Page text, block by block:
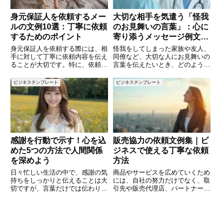
身元保証人を依頼するメー
ルの文例10選：丁寧に依頼
するためのポイント
身元保証人を依頼する際には、相
手に対して丁寧に依頼内容を伝え
ることが大切です。特に、依頼の
ついて明確に伝えることで、相手
もスムーズに対応しやすくなりま
す。この記事では、身元保証人を
依頼する際に使えるメールの文例
大切な相手を気遣う「怪我
のお見舞いの言葉」：心に
寄り添うメッセージ例文と
伝え方のポイント
怪我をしてしまった家族や友人、
同僚など、大切な人にお見舞いの
言葉を伝えたいとき、どのような
んか？一言で「お大事に」と言っ
ても、相手の状況や怪我の程度に
合わせた言葉選びをすることで、
より誠実な気持ちが伝わります。
ビジネステンプレート
感謝を行動で示す！心を込
めた5つの方法で人間関係
を深めよう
日々忙しい生活の中で、感謝の気
持ちをしっかりと伝えることは大
切ですが、言葉だけでは伝わりき
ビジネステンプレート
販売協力の依頼文例集｜ビ
ジネスで使える丁寧な依頼
方法
商品やサービスを広めていくため
には、自社の努力だけでなく、取
引先や販売代理店、パートナー企